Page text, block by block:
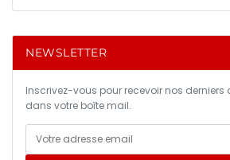
NEWSLETTER
Inscrivez-vous pour recevoir nos
dans votre boîte mail.